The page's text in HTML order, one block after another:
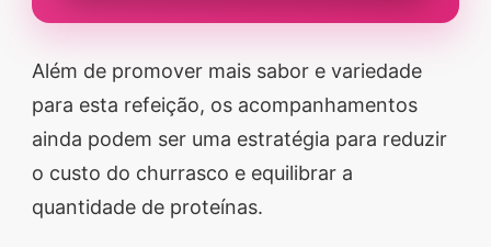
Além de promover mais sabor e variedade
para esta refeição, os acompanhamentos
ainda podem ser uma estratégia para reduzir
o custo do churrasco e equilibrar a
quantidade de proteínas.